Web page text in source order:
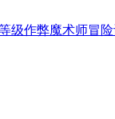
级作弊魔术师冒